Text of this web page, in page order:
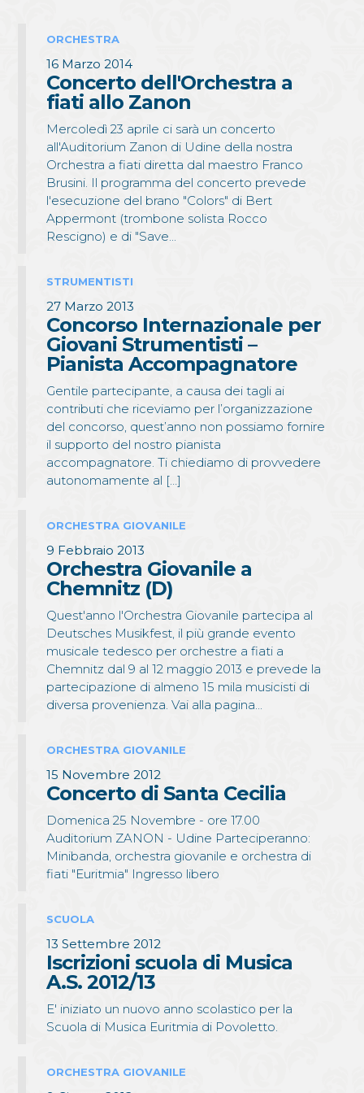
ORCHESTRA
16 Marzo 2014
Concerto dell'Orchestra a
fiati allo Zanon
Mercoledì 23 aprile ci sarà un concerto
all'Auditorium Zanon di Udine della nostra
Orchestra a fiati diretta dal maestro Franco
Brusini. Il programma del concerto prevede
l'esecuzione del brano "Colors" di Bert
Appermont (trombone solista Rocco
Rescigno) e di "Save...
STRUMENTISTI
27 Marzo 2013
Concorso Internazionale per
Giovani Strumentisti –
Pianista Accompagnatore
Gentile partecipante, a causa dei tagli ai
contributi che riceviamo per l’organizzazione
del concorso, quest’anno non possiamo fornire
il supporto del nostro pianista
accompagnatore. Ti chiediamo di provvedere
autonomamente al […]
ORCHESTRA GIOVANILE
9 Febbraio 2013
Orchestra Giovanile a
Chemnitz (D)
Quest'anno l'Orchestra Giovanile partecipa al
Deutsches Musikfest, il più grande evento
musicale tedesco per orchestre a fiati a
Chemnitz dal 9 al 12 maggio 2013 e prevede la
partecipazione di almeno 15 mila musicisti di
diversa provenienza. Vai alla pagina...
ORCHESTRA GIOVANILE
15 Novembre 2012
Concerto di Santa Cecilia
Domenica 25 Novembre - ore 17.00
Auditorium ZANON - Udine Parteciperanno:
Minibanda, orchestra giovanile e orchestra di
fiati "Euritmia" Ingresso libero
SCUOLA
13 Settembre 2012
Iscrizioni scuola di Musica
A.S. 2012/13
E' iniziato un nuovo anno scolastico per la
Scuola di Musica Euritmia di Povoletto.
ORCHESTRA GIOVANILE